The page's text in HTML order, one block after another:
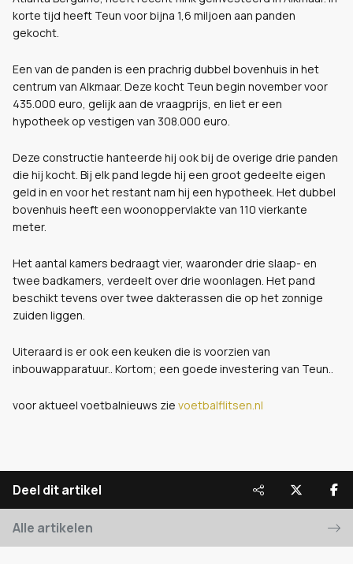
korte tijd heeft Teun voor bijna 1,6 miljoen aan panden
gekocht.
Een van de panden is een prachrig dubbel bovenhuis in het
centrum van Alkmaar. Deze kocht Teun begin november voor
435.000 euro, gelijk aan de vraagprijs, en liet er een
hypotheek op vestigen van 308.000 euro.
Deze constructie hanteerde hij ook bij de overige drie panden
die hij kocht. Bij elk pand legde hij een groot gedeelte eigen
geld in en voor het restant nam hij een hypotheek. Het dubbel
bovenhuis heeft een woonoppervlakte van 110 vierkante
meter.
Het aantal kamers bedraagt vier, waaronder drie slaap- en
twee badkamers, verdeelt over drie woonlagen. Het pand
beschikt tevens over twee dakterassen die op het zonnige
zuiden liggen.
Uiteraard is er ook een keuken die is voorzien van
inbouwapparatuur.. Kortom; een goede investering van Teun..
voor aktueel voetbalnieuws zie voetbalflitsen.nl
Deel dit artikel
Alle artikelen